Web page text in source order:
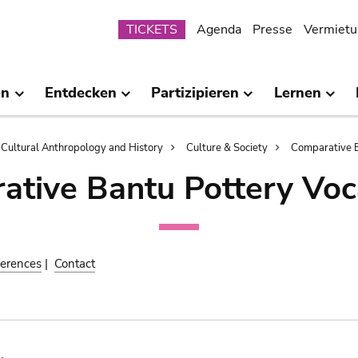
Submenu
TICKETS Agenda Presse
Entdecken Partizipieren Lernen
Cultural Anthropology and History Culture & Society Comparative
Bantu Pottery
| Contact